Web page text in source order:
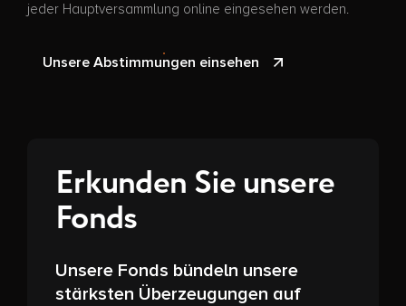
jeder Hauptversammlung online eingesehen werden.
Unsere Abstimmungen einsehen
Erkunden Sie unsere
Fonds
Unsere Fonds bündeln unsere
stärksten Überzeugungen auf